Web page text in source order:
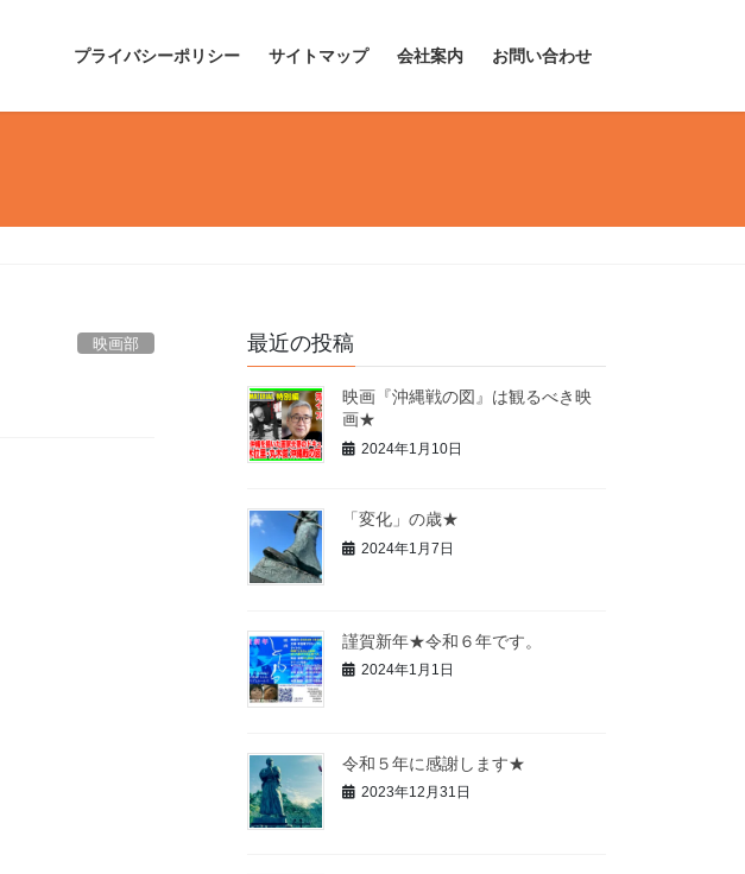
プライバシーポリシー サイトマップ 会社案内 お問い合わせ
映画部 最近の投稿
映画『沖縄戦の図』は観るべき映
画★
2024年1月10日
「変化」の歳★
2024年1月7日
謹賀新年★令和６年です。
2024年1月1日
令和５年に感謝します★
2023年12月31日